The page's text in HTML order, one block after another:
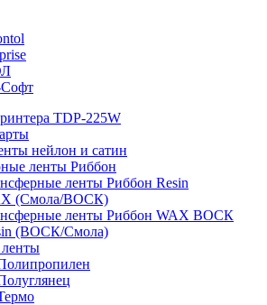
TDP-225W
нейлон и сатин
ленты Риббон
ленты Риббон Resin
(Смола/ВОСК)
ленты Риббон WAX ВОСК
(ВОСК/Смола)